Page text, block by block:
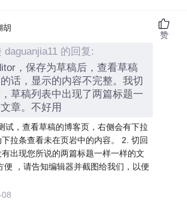
胡
daguanjia11 的回复:
，保存为草稿后，查看草稿
话，显示的内容不完整。我切
草稿列表中出现了两篇标题一
章。不好用
试，查看草稿的博客页，右侧会有下拉
拉条查看未在页岩中的内容。 2. 切回
有出现您所说的两篇标题一样一样的文
便 ，请告知编辑器并截图给我们，以便
赞